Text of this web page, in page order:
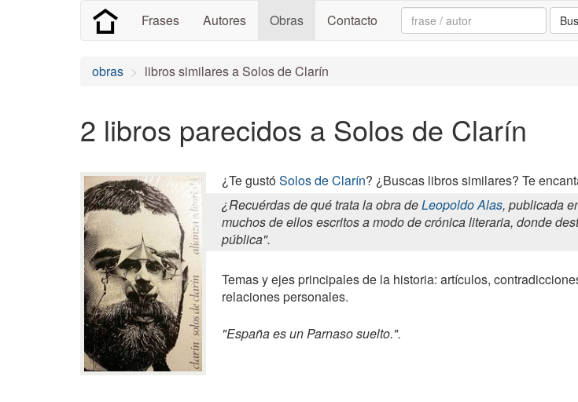
Frases Autores Obras Contacto Search:
obras libros similares a Solos de Clarín
2 libros parecidos a Solos de Clarín
¿Te gustóSolos de Clarín? ¿Buscas libros similares? Te
¿Recuérdas de qué trata la obra deLeopoldo Alas, publicada
muchos de ellos escritos a modo de crónica literaria, donde
pública".
Temas y ejes principales de la historia: artículos,
relaciones personales.
"España es un Parnaso suelto.".